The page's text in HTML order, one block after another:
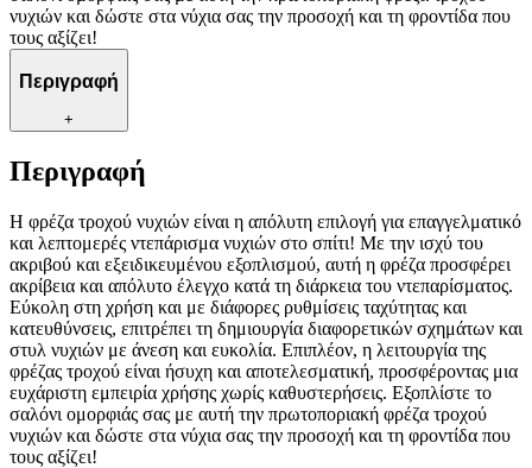
νυχιών και δώστε στα νύχια σας την προσοχή και τη φροντίδα που
τους αξίζει!
Περιγραφή
+
Περιγραφή
Η φρέζα τροχού νυχιών είναι η απόλυτη επιλογή για επαγγελματικό
και λεπτομερές ντεπάρισμα νυχιών στο σπίτι! Με την ισχύ του
ακριβού και εξειδικευμένου εξοπλισμού, αυτή η φρέζα προσφέρει
ακρίβεια και απόλυτο έλεγχο κατά τη διάρκεια του ντεπαρίσματος.
Εύκολη στη χρήση και με διάφορες ρυθμίσεις ταχύτητας και
κατευθύνσεις, επιτρέπει τη δημιουργία διαφορετικών σχημάτων και
στυλ νυχιών με άνεση και ευκολία. Επιπλέον, η λειτουργία της
φρέζας τροχού είναι ήσυχη και αποτελεσματική, προσφέροντας μια
ευχάριστη εμπειρία χρήσης χωρίς καθυστερήσεις. Εξοπλίστε το
σαλόνι ομορφιάς σας με αυτή την πρωτοποριακή φρέζα τροχού
νυχιών και δώστε στα νύχια σας την προσοχή και τη φροντίδα που
τους αξίζει!